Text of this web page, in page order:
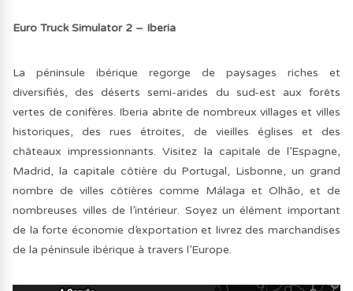
Euro Truck Simulator 2 – Iberia
La péninsule ibérique regorge de paysages riches et
diversifiés, des déserts semi-arides du sud-est aux forêts
vertes de conifères. Iberia abrite de nombreux villages et villes
historiques, des rues étroites, de vieilles églises et des
châteaux impressionnants. Visitez la capitale de l’Espagne,
Madrid, la capitale côtière du Portugal, Lisbonne, un grand
nombre de villes côtières comme Málaga et Olhão, et de
nombreuses villes de l’intérieur. Soyez un élément important
de la forte économie d’exportation et livrez des marchandises
de la péninsule ibérique à travers l’Europe.